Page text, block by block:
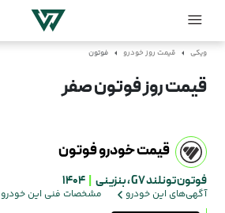
ویکی قیمت روز خودرو فوتون
قیمت روز فوتون صفر
قیمت خودرو فوتون
فوتون تونلند G7 ، بنزینی 1404
آگهی‌های این خودرو مشخصات فنی این خودرو